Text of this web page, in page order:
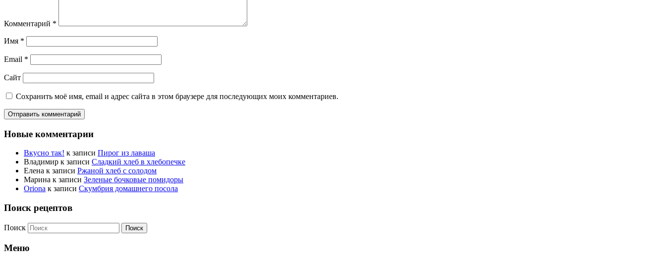
Комментарий *
Имя *
Email *
Сайт
Сохранить моё имя, email и адрес сайта в этом браузере для последующих моих комментариев.
Новые комментарии
Вкусно так! к записи Пирог из лаваша
Владимир к записи Сладкий хлеб в хлебопечке
Елена к записи Ржаной хлеб с солодом
Марина к записи Зеленые бочковые помидоры
Oriona к записи Скумбрия домашнего посола
Поиск рецептов
Поиск
Меню